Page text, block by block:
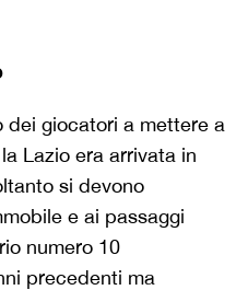
dei giocatori a mettere a
Lazio era arrivata in
si devono
e ai passaggi
numero 10
precedenti ma